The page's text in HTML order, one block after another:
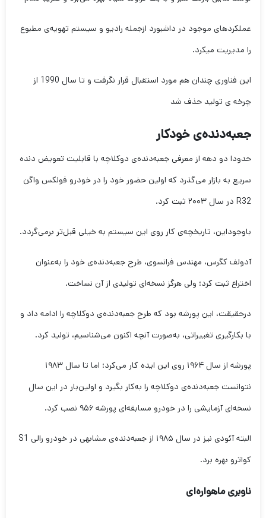
عملکردهای موجود در داشبورد ازجمله رادیو و سیستم تهویه‌ی مطبوع
را مدیریت میکرد.
این فناوری چندان هم مورد استقبال قرار نگرفت و تا سال 1990 از
چرخه ی تولید حذف شد
جعبه‌دنده‌ی ‌خودکار
حدودا دو دهه از معرفی جعبه‌دنده‌ی دوکلاچه با قابلیت تعویض دنده
سریع به بازار می‌گذرد که اولین حضور خود را در خودرو فولکس واگن
R32 در سال ۲۰۰۳ ثبت کرد.
باوجوداین، تاریخچه‌ی کار روی این سیستم به خیلی قبل‌تر برمی‌گردد.
آدولف کگرس، مهندس فرانسوی، طرح جعبه‌دنده‌ی خود را به‌عنوان
اختراع ثبت کرد؛ ولی هرگز نسخه‌ای تولیدی از آن نساخت.
درحقیقت، این پورشه بود که طرح جعبه‌دنده‌ی دوکلاچه را ادامه داد و
با بکارگیری تغییراتی، به‌صورت آنچه اکنون می‌شناسیم، تولید کرد.
پورشه از سال ۱۹۶۴ روی این ایده کار می‌کرد؛ اما تا سال ۱۹۸۳
نتوانست جعبه‌دنده‌ی دوکلاچه را به‌کار بگیرد و اولین‌بار در این سال
نسخه‌ای آزمایشی را در خودرو مسابقه‌ای پورشه ۹۵۶ نصب کرد.
البته آئودی نیز در سال ۱۹۸۵ از جعبه‌دنده‌ی مشابهی در خودرو رالی S1
کواترو بهره برد.
ناوبری ماهواره‌ای